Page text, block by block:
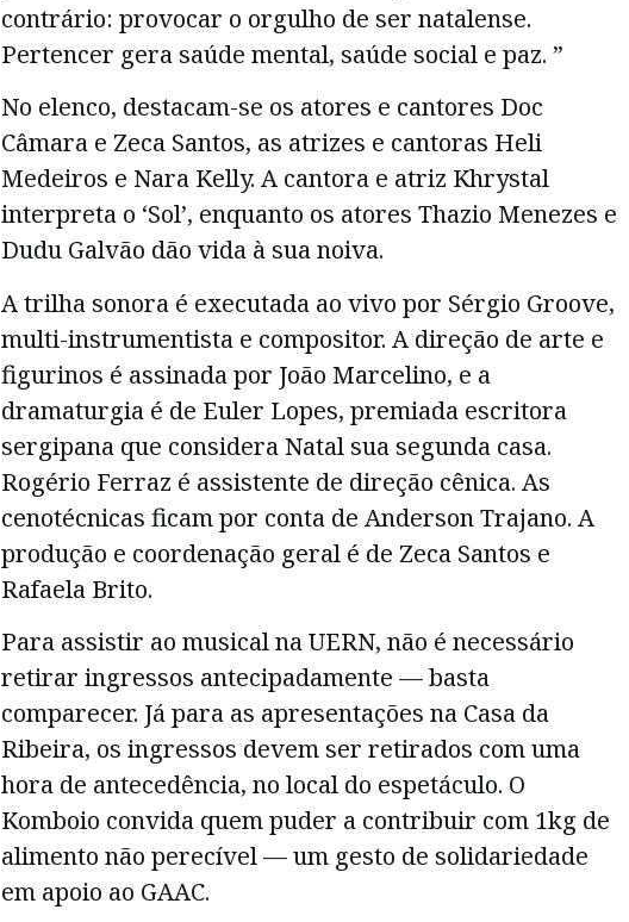
contrário: provocar o orgulho de ser natalense.
Pertencer gera saúde mental, saúde social e paz. ”
No elenco, destacam-se os atores e cantores Doc
Câmara e Zeca Santos, as atrizes e cantoras Heli
Medeiros e Nara Kelly. A cantora e atriz Khrystal
interpreta o ‘Sol’, enquanto os atores Thazio Menezes e
Dudu Galvão dão vida à sua noiva.
A trilha sonora é executada ao vivo por Sérgio Groove,
multi-instrumentista e compositor. A direção de arte e
figurinos é assinada por João Marcelino, e a
dramaturgia é de Euler Lopes, premiada escritora
sergipana que considera Natal sua segunda casa.
Rogério Ferraz é assistente de direção cênica. As
cenotécnicas ficam por conta de Anderson Trajano. A
produção e coordenação geral é de Zeca Santos e
Rafaela Brito.
Para assistir ao musical na UERN, não é necessário
retirar ingressos antecipadamente — basta
comparecer. Já para as apresentações na Casa da
Ribeira, os ingressos devem ser retirados com uma
hora de antecedência, no local do espetáculo. O
Komboio convida quem puder a contribuir com 1kg de
alimento não perecível — um gesto de solidariedade
em apoio ao GAAC.